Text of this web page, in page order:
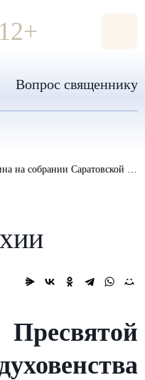
12+
Вопрос священнику
Саратовской Епархии